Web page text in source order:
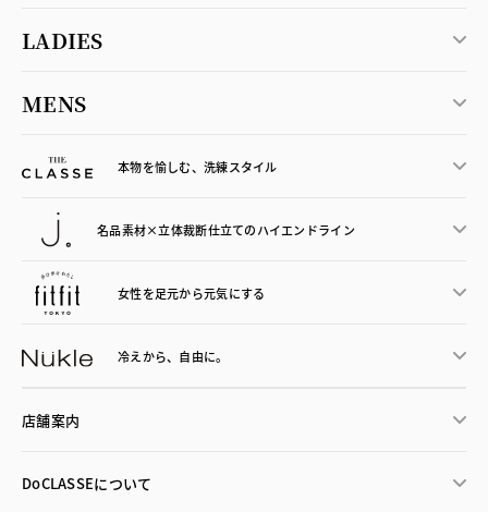
LADIES
MENS
本物を愉しむ、洗練スタイル
名品素材×立体裁断仕立てのハイエンドライン
女性を足元から元気にする
冷えから、 自由に。
店舗案内
DoCLASSEについて